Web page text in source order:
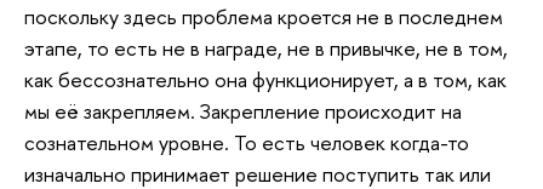
поскольку здесь проблема кроется не в последнем
этапе, то есть не в награде, не в привычке, не в том,
как бессознательно она функционирует, а в том, как
мы её закрепляем. Закрепление происходит на
сознательном уровне. То есть человек когда-то
изначально принимает решение поступить так или